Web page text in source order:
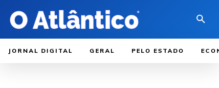
JORNAL DIGITAL GERAL PELO ESTADO